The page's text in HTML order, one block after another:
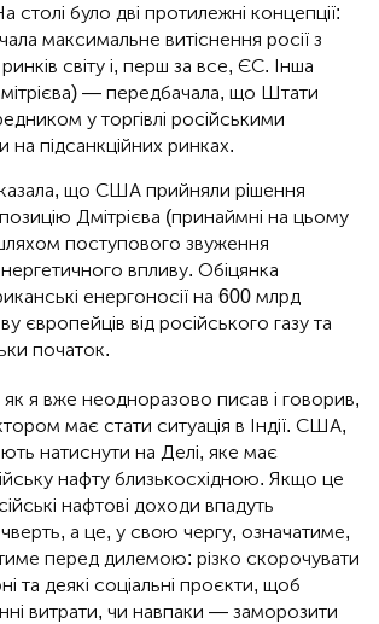
столі було дві протилежні концепції:
максимальне витіснення росії з
світу і, перш за все, ЄС. Інша
— передбачала, що Штати
у торгівлі російськими
на підсанкційних ринках.
що США прийняли рішення
Дмітрієва (принаймні на цьому
шляхом поступового звуження
впливу. Обіцянка
енергоносії на 600 млрд
європейців від російського газу та
початок.
як я вже неодноразово писав і говорив,
має стати ситуація в Індії. США,
натиснути на Делі, яке має
нафту близькосхідною. Якщо це
нафтові доходи впадуть
а це, у свою чергу, означатиме,
перед дилемою: різко скорочувати
та деякі соціальні проєкти, щоб
витрати, чи навпаки — заморозити